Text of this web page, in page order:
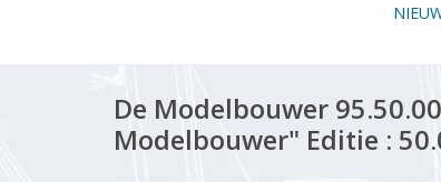
De Modelbouwer
Modelbouwer" Editie :